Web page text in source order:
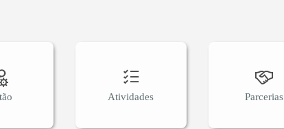
Atividades Parcerias